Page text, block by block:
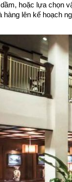
hoặc lựa chọn
hàng lên kế hoạch